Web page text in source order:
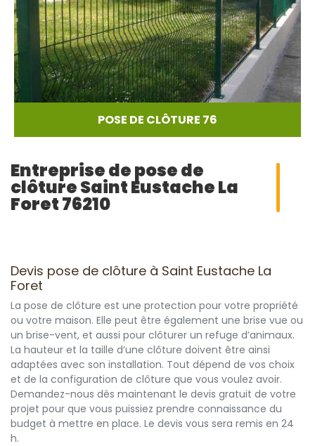
POSE DE CLÔTURE 76
Entreprise de pose de
clôture Saint Eustache La
Foret 76210
Devis pose de clôture à Saint Eustache La
Foret
La pose de clôture est une protection pour votre propriété
ou votre maison. Elle peut être également une brise vue ou
un brise-vent, et aussi pour clôturer un refuge d’animaux.
La hauteur et la taille d’une clôture doivent être ainsi
adaptées avec son installation. Tout dépend de vos choix
et de la configuration de clôture que vous voulez avoir.
Demandez-nous dès maintenant le devis gratuit de votre
projet pour que vous puissiez prendre connaissance du
budget à mettre en place. Le devis vous sera remis en 24
h.